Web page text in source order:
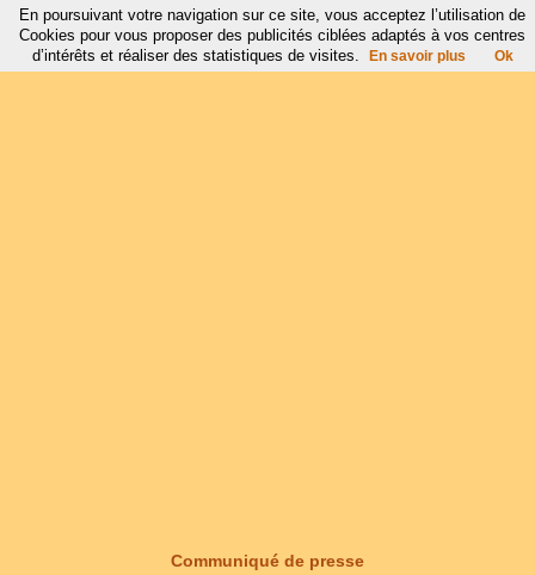
Communiqué de presse
En poursuivant votre navigation sur ce site, vous acceptez l’utilisation de
Cookies pour vous proposer des publicités ciblées adaptés à vos centres
d’intérêts et réaliser des statistiques de visites.
En savoir plus Ok